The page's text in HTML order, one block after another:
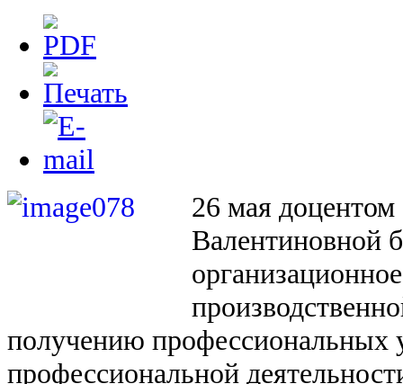
26 мая
Валентиновной
получению профессиональных
профессиональной